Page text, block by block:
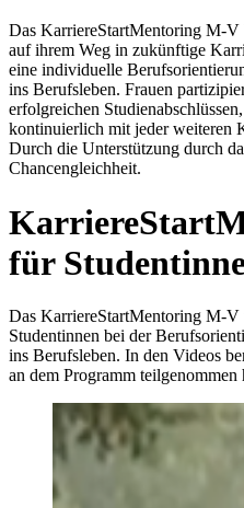
Das KarriereStartMentoring M-V
auf ihrem Weg in zukünftige
eine individuelle
ins Berufsleben. Frauen
erfolgreichen
kontinuierlich mit jeder weiteren
Durch die Unterstützung durch
Chancengleichheit.
für
Das KarriereStartMentoring M-V
Studentinnen bei der
ins Berufsleben. In den Videos
an dem Programm